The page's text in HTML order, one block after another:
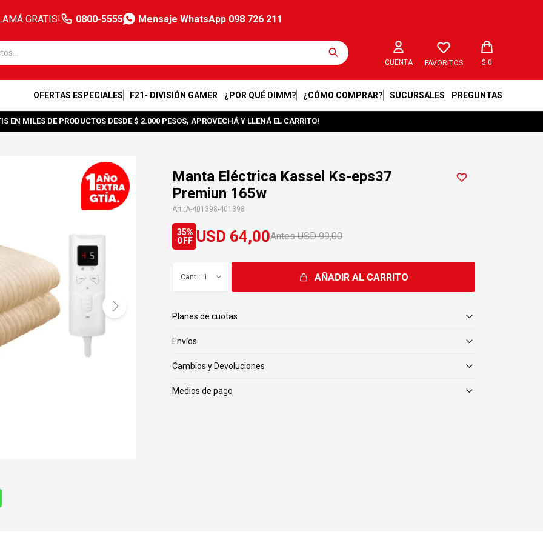
GRATIS! 0800-5555 Mensaje WhatsApp 098 726 211
OFERTAS ESPECIALES F21- DIVISIÓN GAMER ¿POR QUÉ DIMM? ¿CÓMO COMPRAR? SUCURSALES PREGUNTAS
FAVORITOS $ 0
EN MILES DE PRODUCTOS DESDE $ 2.000 PESOS, APROVECHÁ Y LLENÁ EL CARRITO!
Manta Eléctrica Kassel Ks-eps37
Premiun 165w
A-401398-401398
USD 64,00 USD 99,00
35
1 AÑADIR AL CARRITO
Planes de cuotas
Envíos
Cambios y Devoluciones
Medios de pago